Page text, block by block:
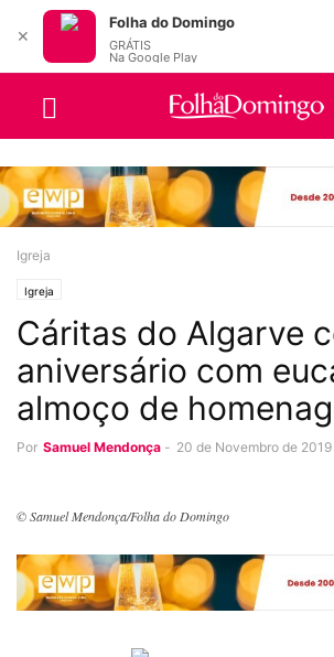
Igreja
Igreja
Cáritas do Algarve
aniversário com
almoço de
Por Samuel Mendonça - 20 de Novembro de 2019
© Samuel Mendonça/Folha do Domingo
✕
Folha do Domingo
GRÁTIS
Na Google Play